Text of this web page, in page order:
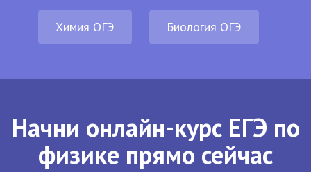
Химия ОГЭ Биология ОГЭ
Начни онлайн-курс ЕГЭ по
физике прямо сейчас